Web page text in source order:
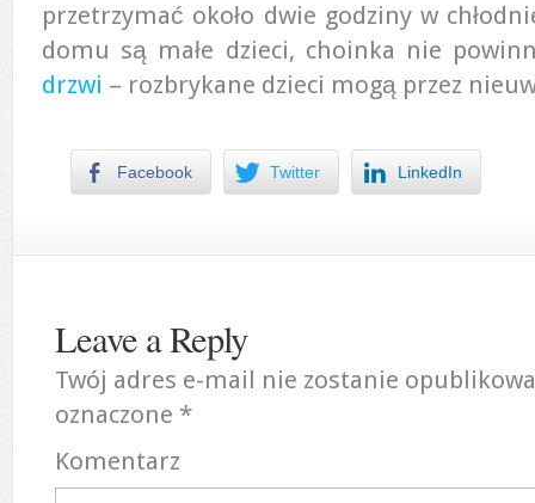
przetrzymać około dwie godziny w
domu są małe dzieci, choinka nie
drzwi – rozbrykane dzieci mogą przez
Facebook Twitter LinkedIn
Leave a Reply
Twój adres e-mail nie zostanie
oznaczone *
Komentarz